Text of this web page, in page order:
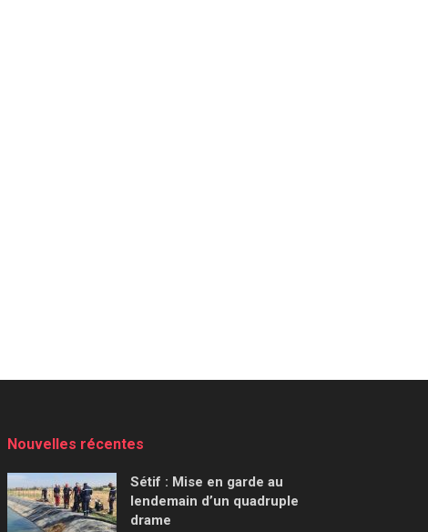
Nouvelles récentes
Sétif : Mise en garde au
lendemain d’un quadruple
drame